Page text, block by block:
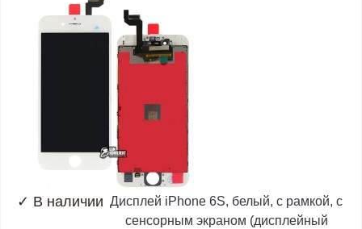
✓ В наличии Дисплей iPhone 6S, белый, с рамкой, с
сенсорным экраном (дисплейный